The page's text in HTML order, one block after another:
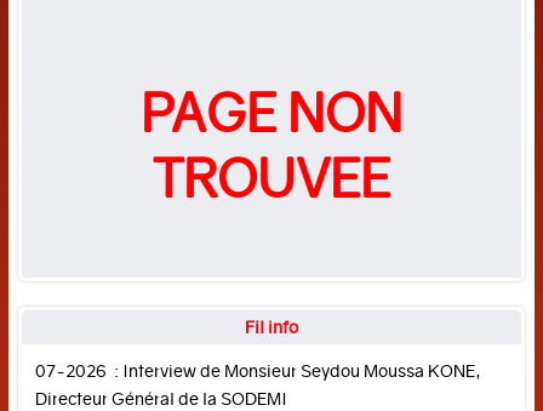
Education
PAGE NON
TROUVEE
Fil info
07-2026 : Interview de Monsieur Seydou Moussa KONE,
Directeur Général de la SODEMI